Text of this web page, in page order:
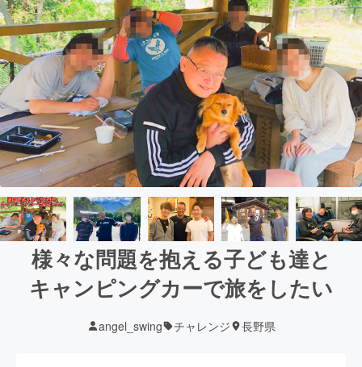
様々な問題を抱える子ども達と
キャンピングカーで旅をしたい
angel_swing チャレンジ 長野県